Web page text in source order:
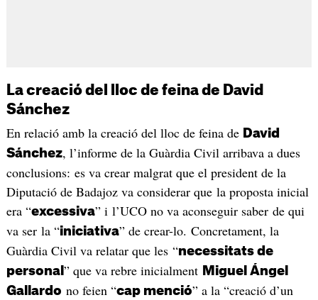
La creació del lloc de feina de David
Sánchez
En relació amb la creació del lloc de feina de David
Sánchez, l’informe de la Guàrdia Civil arribava a dues
conclusions: es va crear malgrat que el president de la
Diputació de Badajoz va considerar que la proposta inicial
era “excessiva” i l’UCO no va aconseguir saber de qui
va ser la “iniciativa” de crear-lo. Concretament, la
Guàrdia Civil va relatar que les “necessitats de
personal ” que va rebre inicialment Miguel Ángel
Gallardo no feien “cap menció” a la “creació d’un